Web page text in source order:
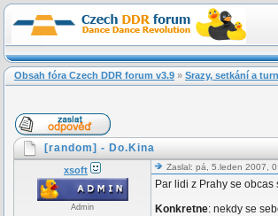
Obsah fóra Czech DDR forum v3.9 » Srazy, setkání a
[random] - Do.Kina
xsoft
Admin
Zaslal: pá, 5.leden 2007,
Par lidi z Prahy se
Konkretne: nekdy se